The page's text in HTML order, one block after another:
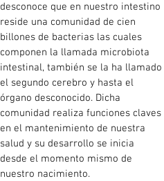
desconoce que en nuestro intestino
reside una comunidad de cien
billones de bacterias las cuales
componen la llamada microbiota
intestinal, también se la ha llamado
el segundo cerebro y hasta el
órgano desconocido. Dicha
comunidad realiza funciones claves
en el mantenimiento de nuestra
salud y su desarrollo se inicia
desde el momento mismo de
nuestro nacimiento.